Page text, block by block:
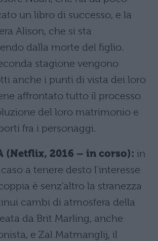
un libro di successo, e la
Alison, che si sta
dalla morte del figlio.
stagione vengono
anche i punti di vista dei loro
affrontato tutto il processo
del loro matrimonio e
fra i personaggi.
(Netflix, 2016 – in corso): in
a tenere desto l'interesse
è senz'altro la stranezza
cambi di atmosfera della
da Brit Marling, anche
e Zal Matmanglij, il